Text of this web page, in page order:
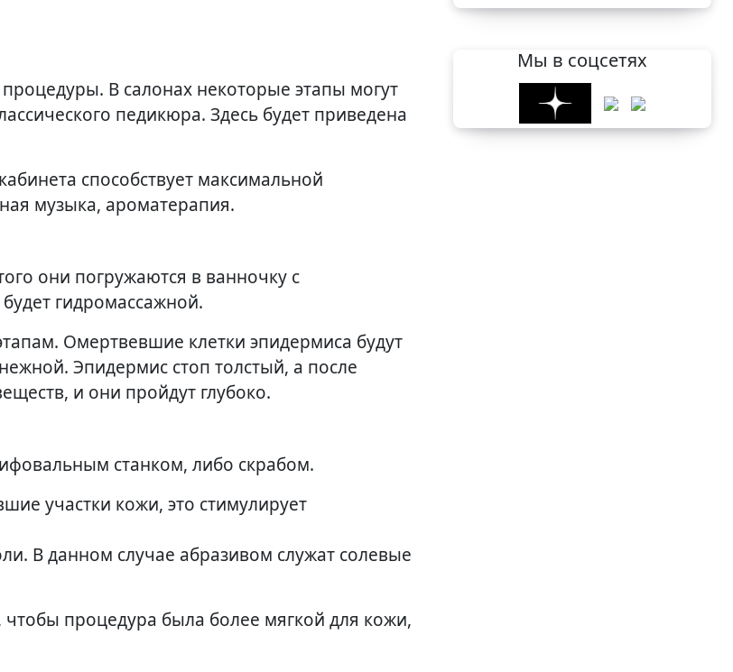
В салонах некоторые этапы могут
педикюра. Здесь будет приведена
способствует максимальной
музыка, ароматерапия.
они погружаются в ванночку с
гидромассажной.
Омертвевшие клетки эпидермиса будут
Эпидермис стоп толстый, а после
и они пройдут глубоко.
станком, либо скрабом.
участки кожи, это стимулирует
В данном случае абразивом служат солевые
процедура была более мягкой для кожи,
Мы в соцсетях